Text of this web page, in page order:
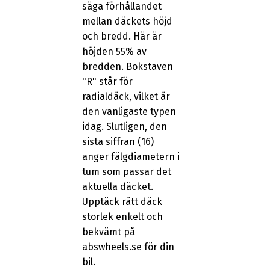
säga förhållandet
mellan däckets höjd
och bredd. Här är
höjden 55% av
bredden. Bokstaven
"R" står för
radialdäck, vilket är
den vanligaste typen
idag. Slutligen, den
sista siffran (16)
anger fälgdiametern i
tum som passar det
aktuella däcket.
Upptäck rätt däck
storlek enkelt och
bekvämt på
abswheels.se för din
bil.